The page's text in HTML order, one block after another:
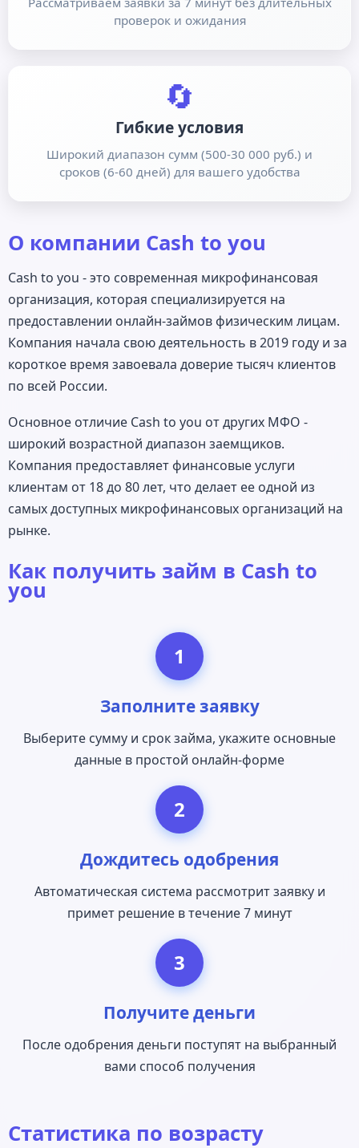
проверок и ожидания
🔄
Гибкие условия
Широкий диапазон сумм (500-30 000 руб.) и
сроков (6-60 дней) для вашего удобства
О компании Cash to you
Cash to you - это современная микрофинансовая
организация, которая специализируется на
предоставлении онлайн-займов физическим лицам.
Компания начала свою деятельность в 2019 году и за
короткое время завоевала доверие тысяч клиентов
по всей России.
Основное отличие Cash to you от других МФО -
широкий возрастной диапазон заемщиков.
Компания предоставляет финансовые услуги
клиентам от 18 до 80 лет, что делает ее одной из
самых доступных микрофинансовых организаций на
рынке.
Как получить займ в Cash to
you
1
Заполните заявку
Выберите сумму и срок займа, укажите основные
данные в простой онлайн-форме
2
Дождитесь одобрения
Автоматическая система рассмотрит заявку и
примет решение в течение 7 минут
3
Получите деньги
После одобрения деньги поступят на выбранный
вами способ получения
Статистика по возрасту